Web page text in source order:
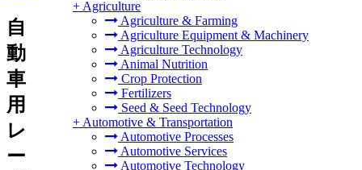
+ Agriculture
Agriculture & Farming
Agriculture Equipment & Machinery
Agriculture Technology
Animal Nutrition
Crop Protection
Fertilizers
Seed & Seed Technology
+ Automotive & Transportation
Automotive Processes
Automotive Services
Automotive Technology
自
動
車
用
レ
ー